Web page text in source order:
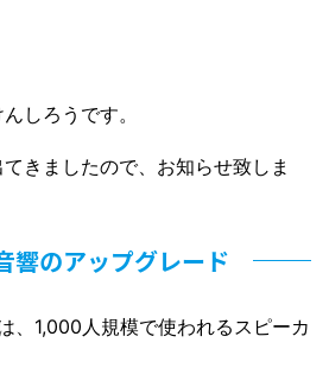
しろうです。
きましたので、お知らせ致しま
響のアップグレード
、1,000人規模で使われるスピーカ